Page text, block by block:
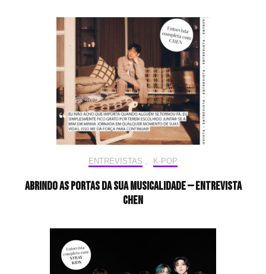
ENTREVISTAS , K-POP
Abrindo as portas da sua musicalidade — Entrevista
CHEN